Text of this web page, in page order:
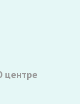
центре